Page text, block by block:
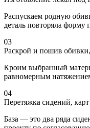
Распускаем родную
деталь повторяла форму
03
Раскрой и пошив
Кроим выбранный
равномерным
04
Перетяжка сидений,
База — это два ряда